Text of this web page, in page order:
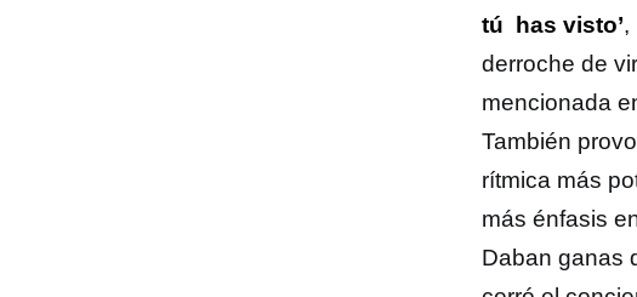
tú has visto’,
derroche de
mencionada
También
rítmica más
más énfasis
Daban ganas